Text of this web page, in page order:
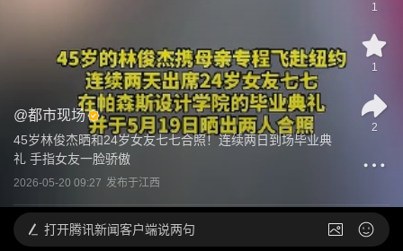
@都市现场
45岁林俊杰晒和24岁女友七七合照！连续两日到场毕业典
礼 手指女友一脸骄傲
2026-05-20 09:27 发布于江西
1
1
2
打开腾讯新闻客户端说两句